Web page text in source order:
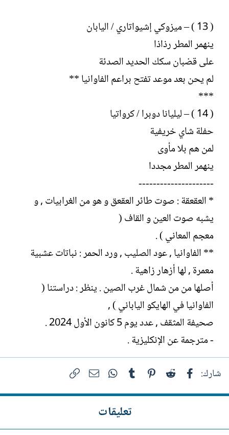
( 13 ) – ميزوكي إشيواتاري / اليابان
ينهمر المطر رذاذا
على قضبان سكك الحديد الصدئة
لم يحن بعد موعد تفتح براعم الفاوانيا **
***
( 14 ) – ليليانا دوبرا / كرواتيا
حفلة شاي خريفية
لمن هم بلا مأوى
ينهمر المطر مجددا
---------------------
* العقعقة : صوت طائر العقعق و هو من الغرابيات , و
يشبه صوت العين و القاف (
معجم المعاني ) .
** الفاوانيا , عود الصليب , ورد الحمر : نباتات عشبية
معمرة , لها أزهار زاهية .
أصلها من من شمال غرب الصين . ينظر : دراستنا (
الفاوانيا في الهايكو الياباني ) ,
صحيفة المثقف , عدد يوم 5 كانون الأول 2024 .
- مترجمة عن الإنكليزية .
شارك: فيسبوك Reddit
Pinterest
Tumblr
WhatsAppالبريد الإلكتروني
تعليقات